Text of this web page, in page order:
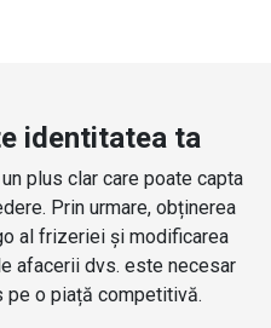
identitatea ta
plus clar care poate capta
Prin urmare, obținerea
al frizeriei și modificarea
afacerii dvs. este necesar
pe o piață competitivă.